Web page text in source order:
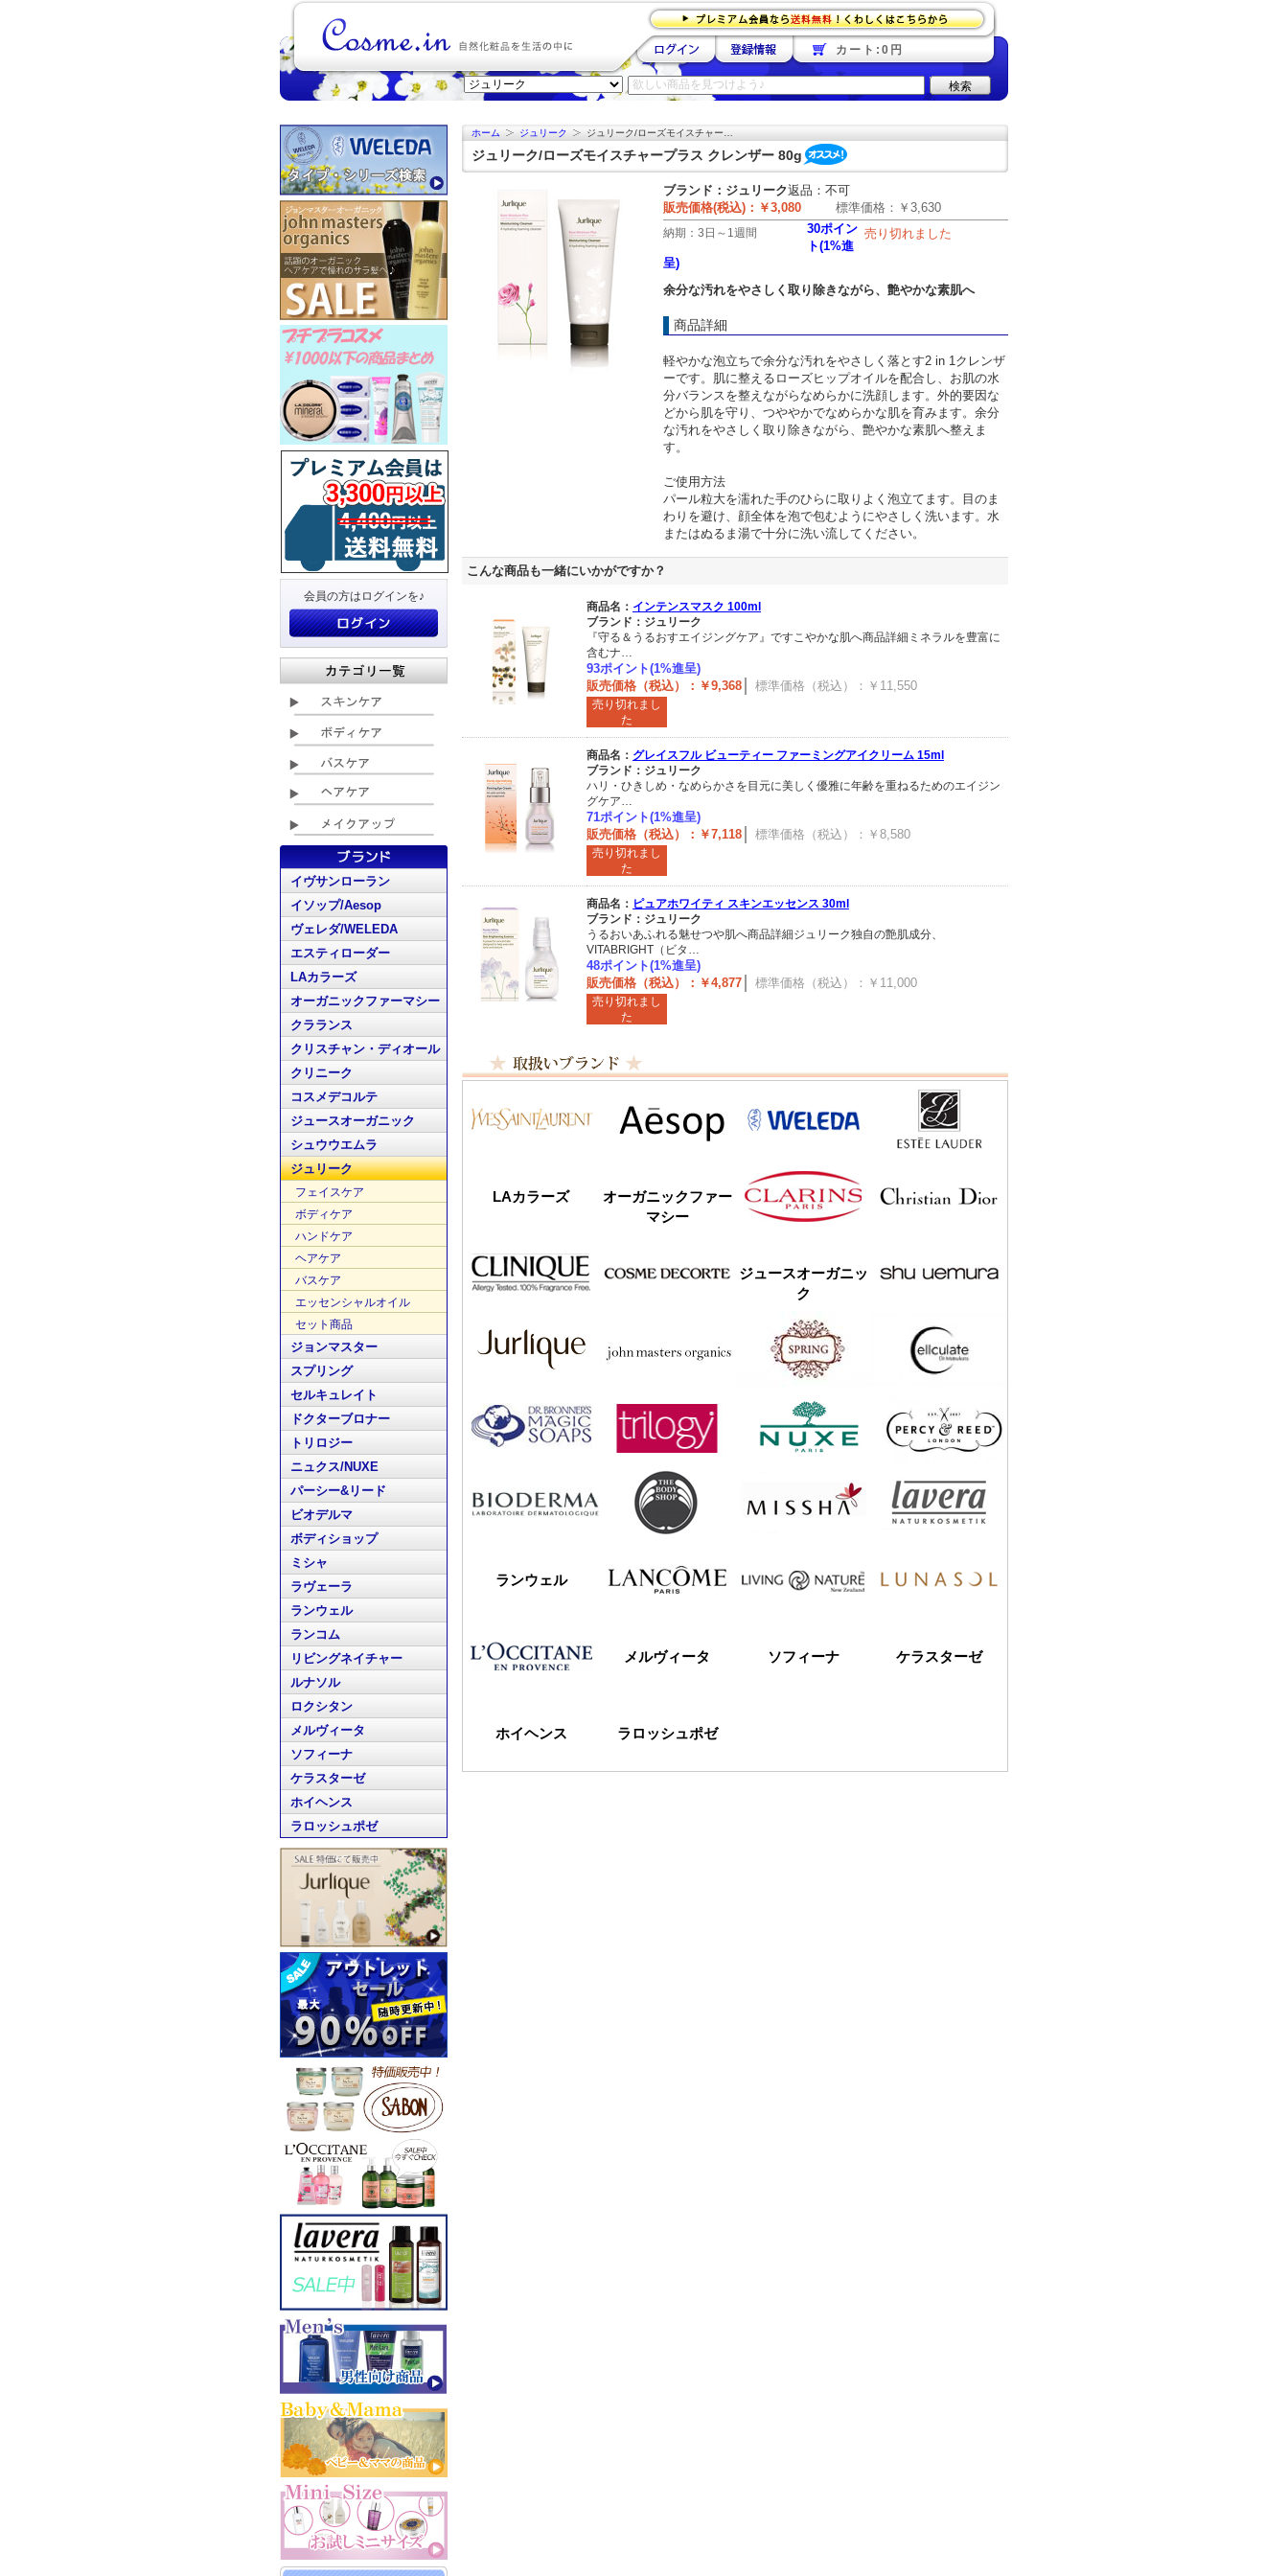
カート:0円
検索
ホーム ジュリーク ジュリーク/ローズモイスチャー…
ジュリーク/ローズモイスチャープラス クレンザー 80g
ブランド： ジュリーク
標準価格： ￥3,630
販売価格(税込)： ￥3,080
売り切れました
納期： 3日～1週間
返品：不可
30ポイン
ト(1%進
呈)
余分な汚れをやさしく取り除きながら、艶やかな素肌へ
商品詳細
軽やかな泡立ちで余分な汚れをやさしく落とす2 in 1クレンザ
ーです。肌に整えるローズヒップオイルを配合し、お肌の水
分バランスを整えながらなめらかに洗顔します。外的要因な
どから肌を守り、つややかでなめらかな肌を育みます。余分
な汚れをやさしく取り除きながら、艶やかな素肌へ整えま
す。
ご使用方法
パール粒大を濡れた手のひらに取りよく泡立てます。目のま
わりを避け、顔全体を泡で包むようにやさしく洗います。水
またはぬるま湯で十分に洗い流してください。
こんな商品も一緒にいかがですか？
商品名： インテンスマスク 100ml
ブランド：ジュリーク
『守る＆うるおすエイジングケア』ですこやかな肌へ商品詳細ミネラルを豊富に
含むナ…
93ポイント(1%進呈)
標準価格（税込）：￥11,550
販売価格（税込）：￥9,368
売り切れまし
た
商品名： グレイスフル ビューティー ファーミングアイクリーム 15ml
ブランド：ジュリーク
ハリ・ひきしめ・なめらかさを目元に美しく優雅に年齢を重ねるためのエイジン
グケア…
71ポイント(1%進呈)
標準価格（税込）：￥8,580
販売価格（税込）：￥7,118
売り切れまし
た
商品名： ピュアホワイティ スキンエッセンス 30ml
ブランド：ジュリーク
うるおいあふれる魅せつや肌へ商品詳細ジュリーク独自の艶肌成分、
VITABRIGHT（ビタ…
48ポイント(1%進呈)
標準価格（税込）：￥11,000
販売価格（税込）：￥4,877
売り切れまし
た
LAカラーズ
オーガニックファー
マシー
ジュースオーガニッ
ク
ランウェル
メルヴィータ ソフィーナ ケラスターゼ
ホイヘンス ラロッシュポゼ
会員の方はログインを♪
イヴサンローラン
イソップ/Aesop
ヴェレダ/WELEDA
エスティローダー
LAカラーズ
オーガニックファーマシー
クラランス
クリスチャン・ディオール
クリニーク
コスメデコルテ
ジュースオーガニック
シュウウエムラ
ジュリーク
フェイスケア
ボディケア
ハンドケア
ヘアケア
バスケア
エッセンシャルオイル
セット商品
ジョンマスター
スプリング
セルキュレイト
ドクターブロナー
トリロジー
ニュクス/NUXE
パーシー&リード
ビオデルマ
ボディショップ
ミシャ
ラヴェーラ
ランウェル
ランコム
リビングネイチャー
ルナソル
ロクシタン
メルヴィータ
ソフィーナ
ケラスターゼ
ホイヘンス
ラロッシュポゼ